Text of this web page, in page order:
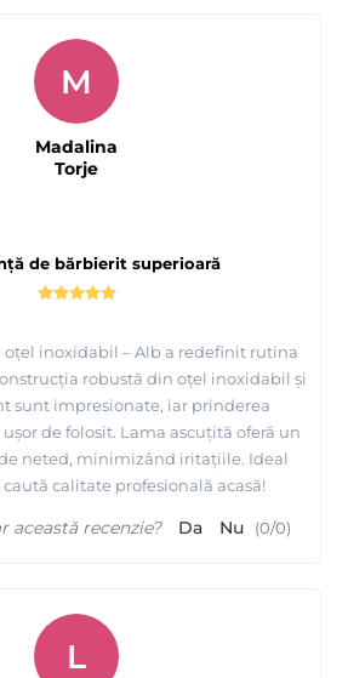
de bărbierit superioară
inoxidabil – Alb a redefinit rutina
robustă din oțel inoxidabil și
sunt impresionate, iar prinderea
de folosit. Lama ascuțită oferă un
neted, minimizând iritațiile. Ideal
calitate profesională acasă!
M
Madalina
Torje
această recenzie? Da Nu (0/0)
L